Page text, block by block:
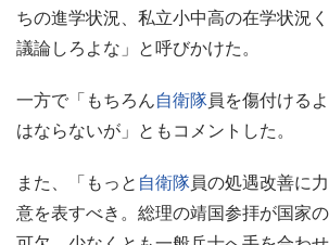
ちの進学状況、私立小中高の在学状況
議論しろよな」と呼びかけた。
一方で「もちろん自衛隊員を傷付ける
はならないが」ともコメントした。
また、「もっと 自衛隊員の処遇改善に
意を表すべき。総理の靖国参拝が国家